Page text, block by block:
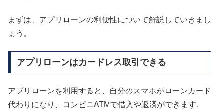
まずは、アプリローンの利便性について解説していきまし
ょう。
アプリローンはカードレス取引できる
アプリローンを利用すると、自分のスマホがローンカード
代わりになり、コンビニATMで借入や返済ができます。